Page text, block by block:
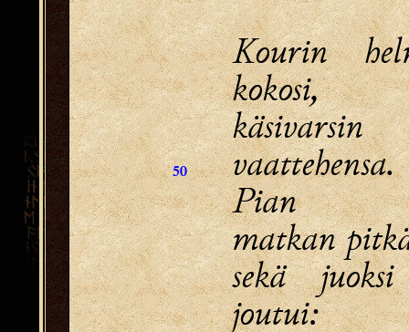
50
Kourin
kokosi,
käsivarsin
vaattehensa.
Pian
matkan
sekä
joutui: